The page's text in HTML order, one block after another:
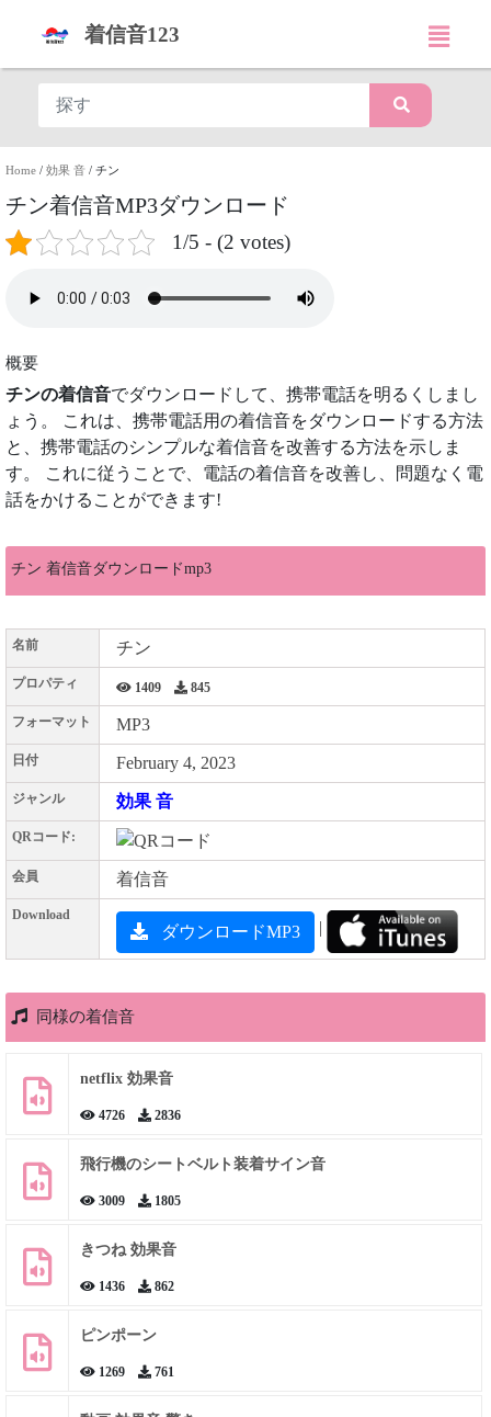
着信音123
Home / 効果 音 / チン
チン着信音MP3ダウンロード
1/5 - (2 votes)
概要
チンの着信音でダウンロードして、携帯電話を明るくしまし
ょう。 これは、携帯電話用の着信音をダウンロードする方法
と、携帯電話のシンプルな着信音を改善する方法を示しま
す。 これに従うことで、電話の着信音を改善し、問題なく電
話をかけることができます!
チン 着信音ダウンロードmp3
名前 チン
プロパティ 1409 845
フォーマット MP3
日付 February 4, 2023
ジャンル 効果 音
QRコード:
会員 着信音
Download
ダウンロードMP3 |
同様の着信音
netflix 効果音
4726 2836
飛行機のシートベルト装着サイン音
3009 1805
きつね 効果音
1436 862
ピンポーン
1269 761